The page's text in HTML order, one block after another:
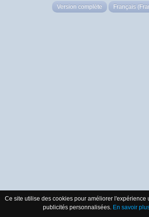
Version complète Français
Ce site utilise des cookies pour améliorer l'expérience
publicités personnalisées. En savoir